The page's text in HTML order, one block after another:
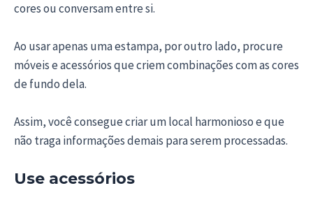
cores ou conversam entre si.
Ao usar apenas uma estampa, por outro lado, procure
móveis e acessórios que criem combinações com as cores
de fundo dela.
Assim, você consegue criar um local harmonioso e que
não traga informações demais para serem processadas.
Use acessórios